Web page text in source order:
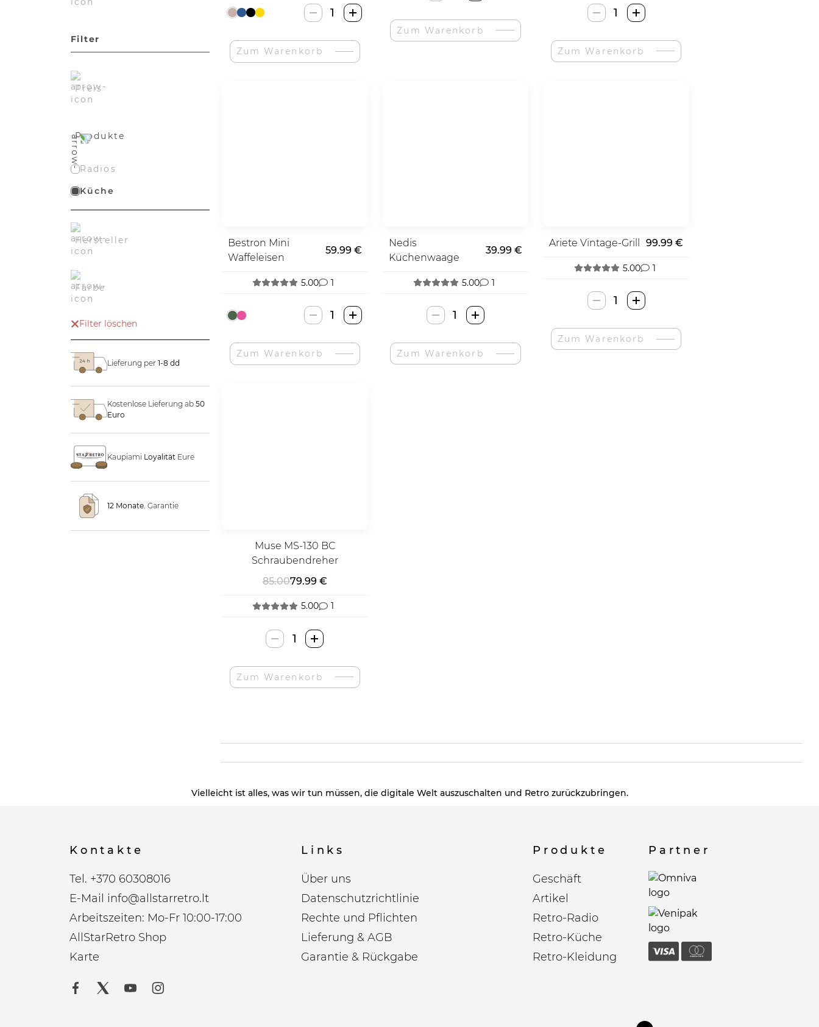
Filter
Preis
Produkte
Radios
Küche
Hersteller
Farbe
Filter löschen
Lieferung per 1-8 dd
Kostenlose Lieferung ab 50
Euro
Kaupiami Loyalität Eure
12 Monate. Garantie
Bestron
Vaflinė-
Menge
Zum Warenkorb
Cukraus
Vatos
Gaminimo
Zum Warenkorb
Hazel
Quinn
Retro
Stiliaus
Zum Warenkorb
Bestron Mini
Waffeleisen
59.99 €
5.00 1
Bestron
Spurgų
Gaminimo
Zum Warenkorb
Nedis
Küchenwaage
39.99 €
5.00 1
Nedis
Virtuvės
Svarstyklės-
Menge
Zum Warenkorb
Ariete Vintage-Grill 99.99 €
5.00 1
Ariete
Vintage
Skrudintuvė-
Menge
Zum Warenkorb
Muse MS-130 BC
Schraubendreher
85.0079.99 €
5.00 1
Muse
130
BC
Zum Warenkorb
Vielleicht ist alles, was wir tun müssen, die digitale Welt auszuschalten und Retro zurückzubringen.
Kontakte
Tel. +370 60308016
E-Mail info@allstarretro.lt
Arbeitszeiten: Mo-Fr 10:00-17:00
AllStarRetro Shop
Karte
Links
Über uns
Datenschutzrichtlinie
Rechte und Pflichten
Lieferung & AGB
Garantie & Rückgabe
Produkte
Geschäft
Artikel
Retro-Radio
Retro-Küche
Retro-Kleidung
Partner